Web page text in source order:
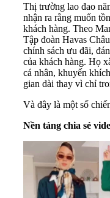
Thị trường lao đao
nhận ra rằng muốn
khách hàng. Theo
Tập đoàn Havas
chính sách ưu đãi,
của khách hàng. Họ
cá nhân, khuyến
gian dài thay vì chỉ
Và đây là một số
Nền tảng chia sẻ